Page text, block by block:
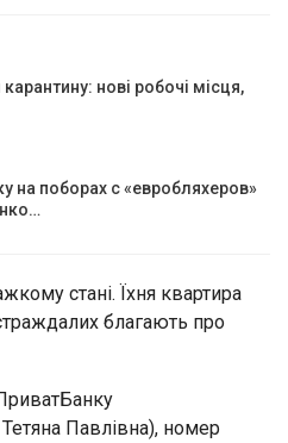
карантину: нові робочі місця,
на поборах с «евробляхеров»
стані. Їхня квартира
благають про
Павлівна), номер